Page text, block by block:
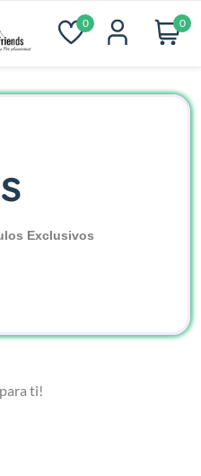
0 0
Exclusivos
para ti!